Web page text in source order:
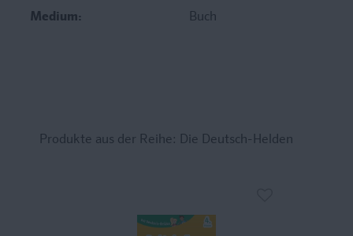
Medium: Buch
Produkte aus der Reihe: Die Deutsch-Helden